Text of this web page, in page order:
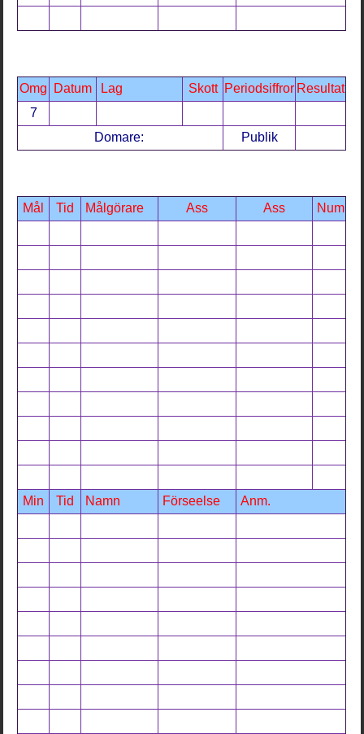
Omg Datum Lag Skott Periodsiffror Resultat
7
Domare:
Publik
Mål Tid Målgörare Ass Ass Num
Min Tid Namn Förseelse Anm.